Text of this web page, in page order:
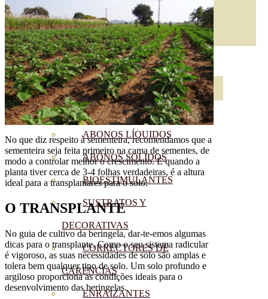
ABONOS ECO
VER TODOS
ABONOS LÍQUIDOS
ABONOS SOLIDOS
BIOESTIMULANTES
SUSTRATOS Y
DECORATIVAS
CORRECTORES DE
CARENCIAS
ENRAIZANTES
No que diz respeito à sementeira, recomendamos que a
sementeira seja feita primeiro na cama de sementes, de
modo a controlar melhor o crescimento. E quando a
planta tiver cerca de 3-4 folhas verdadeiras, é a altura
ideal para a transplantares para o solo.
O TRANSPLANTE
No guia de cultivo da beringela, dar-te-emos algumas
dicas para o transplante. Como o seu sistema radicular
é vigoroso, as suas necessidades de solo são amplas e
tolera bem qualquer tipo de solo. Um solo profundo e
argiloso proporciona as condições ideais para o
desenvolvimento das beringelas.